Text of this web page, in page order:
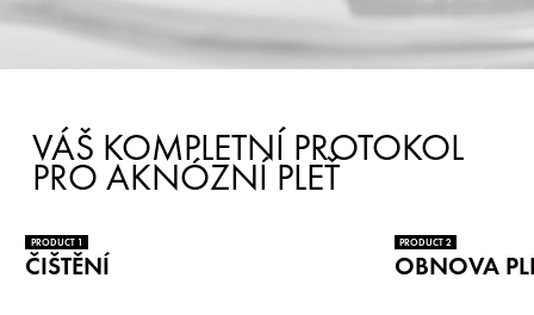
VÁŠ KOMPLETNÍ PROTOKOL
PRO AKNÓZNÍ PLEŤ
PRODUCT 1
ČIŠTĚNÍ
PRODUCT 2
OBNOVA